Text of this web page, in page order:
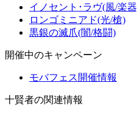
イノセント･ラヴ(風/楽
ロンゴミニアド(光/槍)
黒銀の滅爪(闇/格闘)
開催中のキャンペーン
モバフェス開催情報
十賢者の関連情報